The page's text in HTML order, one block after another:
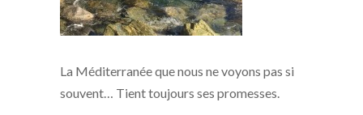
La Méditerranée que nous ne voyons pas si
souvent… Tient toujours ses promesses.